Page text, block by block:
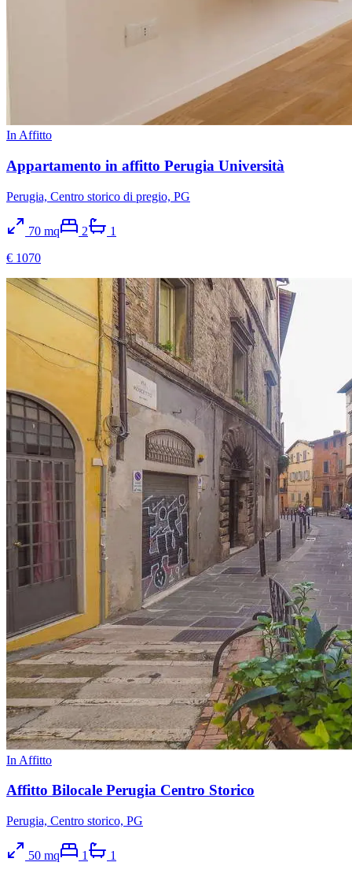
In Affitto
Appartamento in affitto Perugia Università
Perugia, Centro storico di pregio, PG
70 mq 2
1
€ 1070
In Affitto
Affitto Bilocale Perugia Centro Storico
Perugia, Centro storico, PG
50 mq 1
1